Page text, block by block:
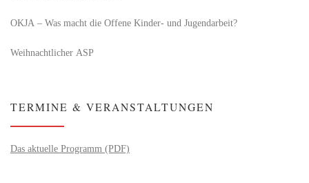
OKJA – Was macht die Offene Kinder- und Jugendarbeit?
Weihnachtlicher ASP
TERMINE & VERANSTALTUNGEN
Das aktuelle Programm (PDF)